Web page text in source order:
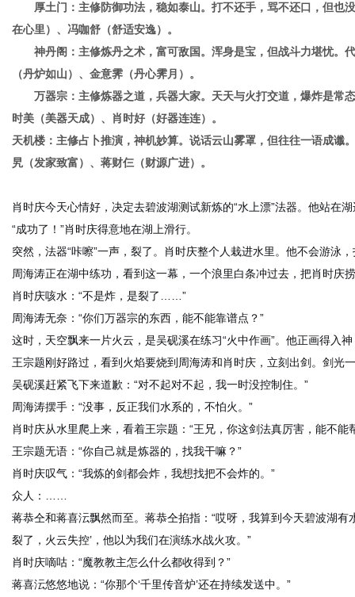
厚土门：主修防御功法，稳如泰山。打不还手，骂不还口，但也
在心里）、冯咖舒（舒适安逸）。
神丹阁：主修炼丹之术，富可敌国。浑身是宝，但战斗力堪忧。
（丹炉如山）、金意霁（丹心霁月）。
万器宗：主修炼器之道，兵器大家。天天与火打交道，爆炸是常
时美（美器天成）、肖时好（好器连连）。
天机楼：主修占卜推演，神机妙算。说话云山雾罩，但往往一语成谶
旯（发家致富）、蒋财仨（财源广进）。
肖时庆今天心情好，决定去碧波湖测试新炼的“水上漂”法器。他站在
“成功了！”肖时庆得意地在湖上滑行。
突然，法器“咔嚓”一声，裂了。肖时庆整个人栽进水里。他不会游泳
周海涛正在湖中练功，看到这一幕，一个浪里白条冲过去，把肖时庆
肖时庆咳水：“不是炸，是裂了……”
周海涛无奈：“你们万器宗的东西，能不能靠谱点？”
这时，天空飘来一片火云，是吴砚溪在练习“火中作画”。他正画得入
王宗题刚好路过，看到火焰要烧到周海涛和肖时庆，立刻出剑。剑光
吴砚溪赶紧飞下来道歉：“对不起对不起，我一时没控制住。”
周海涛摆手：“没事，反正我们水系的，不怕火。”
肖时庆从水里爬上来，看着王宗题：“王兄，你这剑法真厉害，能不能
王宗题无语：“你自己就是炼器的，找我干嘛？”
肖时庆叹气：“我炼的剑都会炸，我想找把不会炸的。”
众人：……
蒋恭仝和蒋喜沄飘然而至。蒋恭仝掐指：“哎呀，我算到今天碧波湖有
裂了，火云失控’，他以为我们在演练水战火攻。”
肖时庆嘀咕：“魔教教主怎么什么都收得到？”
蒋喜沄悠悠地说：“你那个‘千里传音炉’还在持续发送中。”